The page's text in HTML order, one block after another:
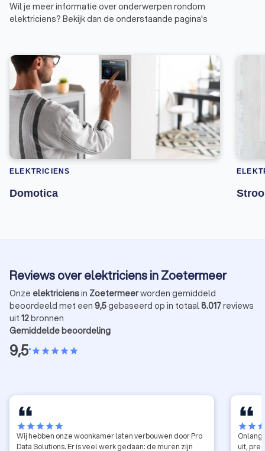
Wil je meer informatie over onderwerpen rondom
elektriciens? Bekijk dan de onderstaande pagina's
ELEKTRICIENS
Domotica
Reviews over elektriciens in Zoetermeer
Onze elektriciensin Zoetermeerworden gemiddeld
beoordeeld met een 9,5gebaseerd op in totaal8.017reviews
uit 12bronnen
Gemiddelde beoordeling
9,5•starstarstarstarstar
starstarstarstarstar
Wij hebben onze woonkamer laten verbouwen door Pro
Data Solutions. Er is veel werk gedaan: de muren zijn
starstar
uit,